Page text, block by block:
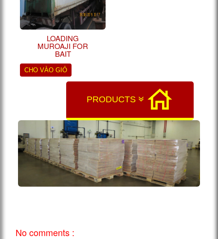
LOADING
MUROAJI FOR
BAIT
CHO VÀO GIỎ
PRODUCTS
No comments :